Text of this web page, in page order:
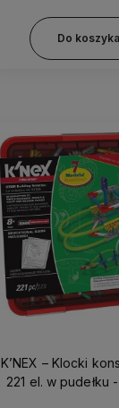
Do koszyka
K’NEX – Klocki
221 el. w pudełku